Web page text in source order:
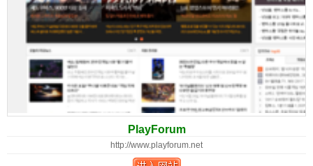
PlayForum
http://www.playforum.net